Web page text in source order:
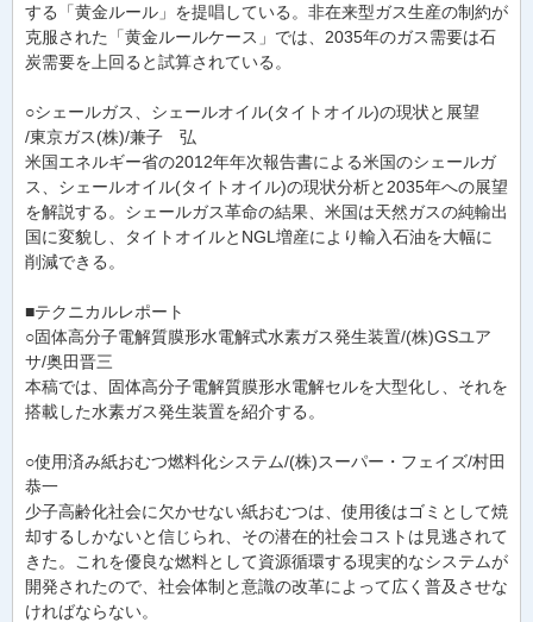
する「黄金ルール」を提唱している。非在来型ガス生産の制約が
克服された「黄金ルールケース」では、2035年のガス需要は石
炭需要を上回ると試算されている。
○シェールガス、シェールオイル(タイトオイル)の現状と展望
/東京ガス(株)/兼子 弘
米国エネルギー省の2012年年次報告書による米国のシェールガ
ス、シェールオイル(タイトオイル)の現状分析と2035年への展望
を解説する。シェールガス革命の結果、米国は天然ガスの純輸出
国に変貌し、タイトオイルとNGL増産により輸入石油を大幅に
削減できる。
■テクニカルレポート
○固体高分子電解質膜形水電解式水素ガス発生装置/(株)GSユア
サ/奥田晋三
本稿では、固体高分子電解質膜形水電解セルを大型化し、それを
搭載した水素ガス発生装置を紹介する。
○使用済み紙おむつ燃料化システム/(株)スーパー・フェイズ/村田
恭一
少子高齢化社会に欠かせない紙おむつは、使用後はゴミとして焼
却するしかないと信じられ、その潜在的社会コストは見逃されて
きた。これを優良な燃料として資源循環する現実的なシステムが
開発されたので、社会体制と意識の改革によって広く普及させな
ければならない。